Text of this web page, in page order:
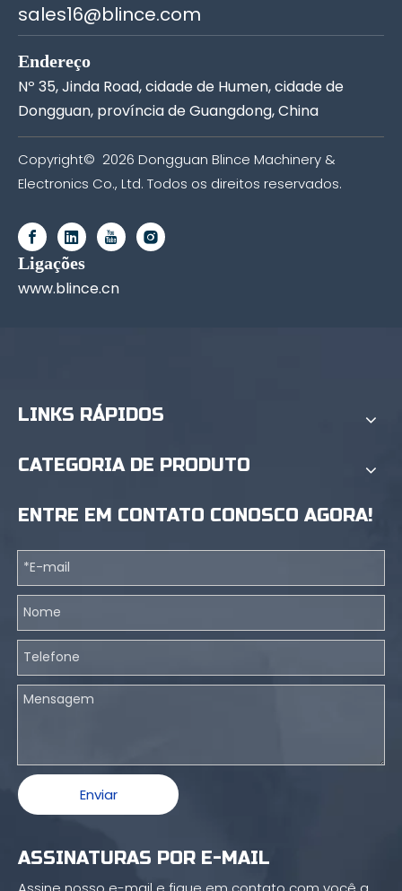
sales16@blince.com
Endereço
Nº 35, Jinda Road, cidade de Humen, cidade de
Dongguan, província de Guangdong, China
Copyright© 2026 Dongguan Blince Machinery &
Electronics Co., Ltd. Todos os direitos reservados.
Ligações
www.blince.cn
LINKS RÁPIDOS
CATEGORIA DE PRODUTO
ENTRE EM CONTATO CONOSCO AGORA!
Enviar
ASSINATURAS POR E-MAIL